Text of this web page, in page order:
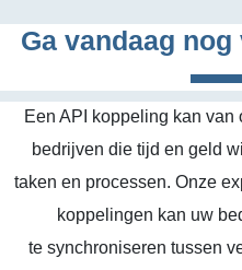
Ga vandaag
Een API koppeling kan
bedrijven die tijd en geld
taken en processen. Onze
koppelingen kan uw
te synchroniseren tussen